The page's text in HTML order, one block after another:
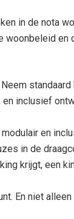
in de nota
woonbeleid en
inclusief
en
in de
krijgt, een
En niet alleen